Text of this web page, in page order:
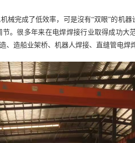
械完成了低效率，可是沒有“双眼”的机
。很多年来在电焊焊接行业取得成功大
、造船业架桥、机器人焊接、直缝管电焊